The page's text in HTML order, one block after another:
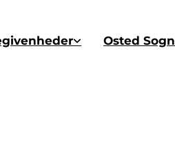
Osted Sogn